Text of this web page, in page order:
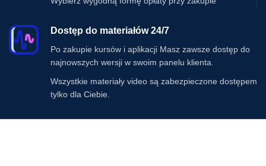
Dostęp do materiałów 24/7
Po zakupie kursów i aplikacji Masz zawsze dostęp do
najnowszych wersji w swoim panelu klienta.
Wszystkie materiały video są zabezpieczone dostępem
tylko dla Ciebie.